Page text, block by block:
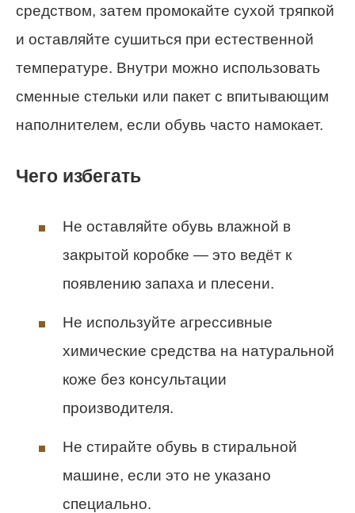
средством, затем промокайте сухой тряпкой
и оставляйте сушиться при естественной
температуре. Внутри можно использовать
сменные стельки или пакет с впитывающим
наполнителем, если обувь часто намокает.
Чего избегать
Не оставляйте обувь влажной в
закрытой коробке — это ведёт к
появлению запаха и плесени.
Не используйте агрессивные
химические средства на натуральной
коже без консультации
производителя.
Не стирайте обувь в стиральной
машине, если это не указано
специально.